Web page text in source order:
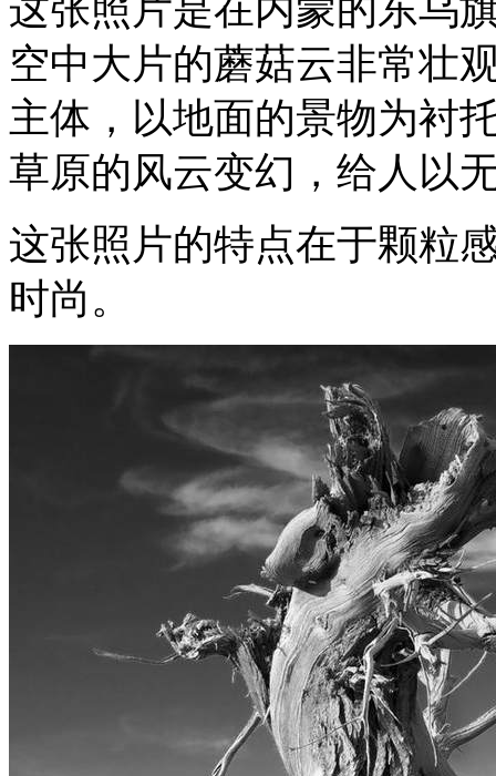
这张照片是在内蒙的东乌
空中大片的蘑菇云非常壮
主体，以地面的景物为衬
草原的风云变幻，给人以
这张照片的特点在于颗粒
时尚。